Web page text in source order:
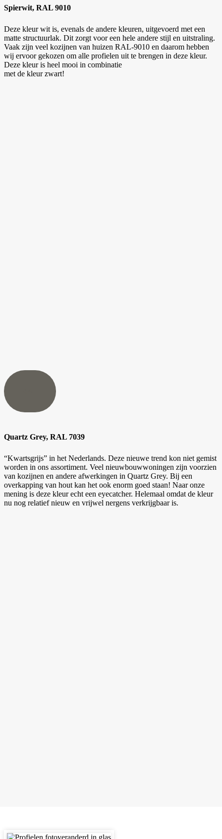
Spierwit, RAL 9010
Deze kleur wit is, evenals de andere kleuren, uitgevoerd met een
matte structuurlak. Dit zorgt voor een hele andere stijl en uitstraling.
Vaak zijn veel kozijnen van huizen RAL-9010 en daarom hebben
wij ervoor gekozen om alle profielen uit te brengen in deze kleur.
Deze kleur is heel mooi in combinatie
met de kleur zwart!
Quartz Grey, RAL 7039
“Kwartsgrijs” in het Nederlands. Deze nieuwe trend kon niet gemist
worden in ons assortiment. Veel nieuwbouwwoningen zijn voorzien
van kozijnen en andere afwerkingen in Quartz Grey. Bij een
overkapping van hout kan het ook enorm goed staan! Naar onze
mening is deze kleur echt een eyecatcher. Helemaal omdat de kleur
nu nog relatief nieuw en vrijwel nergens verkrijgbaar is.